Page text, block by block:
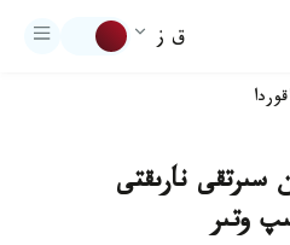
ق ز
سىرتقى نارىقتى
وتىر